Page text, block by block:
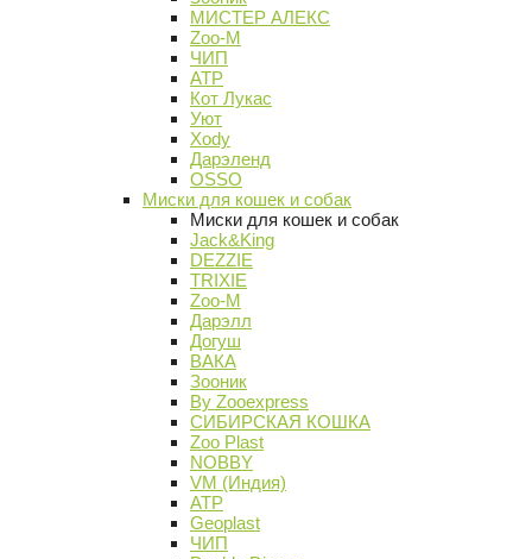
МИСТЕР АЛЕКС
Zoo-M
ЧИП
АТР
Кот Лукас
Уют
Xody
Дарэленд
OSSO
Миски для кошек и собак
Миски для кошек и собак
Jack&King
DEZZIE
TRIXIE
Zoo-M
Дарэлл
Догуш
ВАКА
Зооник
By Zooexpress
СИБИРСКАЯ КОШКА
Zoo Plast
NOBBY
VM (Индия)
АТР
Geoplast
ЧИП